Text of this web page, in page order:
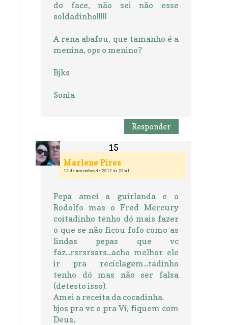
do face, não sei não esse
soldadinho!!!!!
A rena abafou, que tamanho é a
menina, ops o menino?
Bjks
Sonia
Responder
Marlene Pires
13 de novembro de 2012 às 23:41
Pepa amei a guirlanda e o
Rodolfo mas o Fred Mercury
coitadinho tenho dó mais fazer
o que se não ficou fofo como as
lindas pepas que vc
faz...rsrsrssrs...acho melhor ele
ir pra reciclagem...tadinho
tenho dó mas não ser falsa
(detesto isso).
Amei a receita da cocadinha.
bjos pra vc e pra Vi, fiquem com
Deus,